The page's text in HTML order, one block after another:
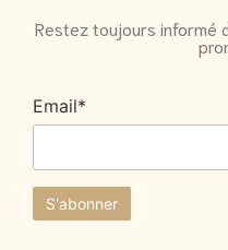
Restez toujours informé
Email*